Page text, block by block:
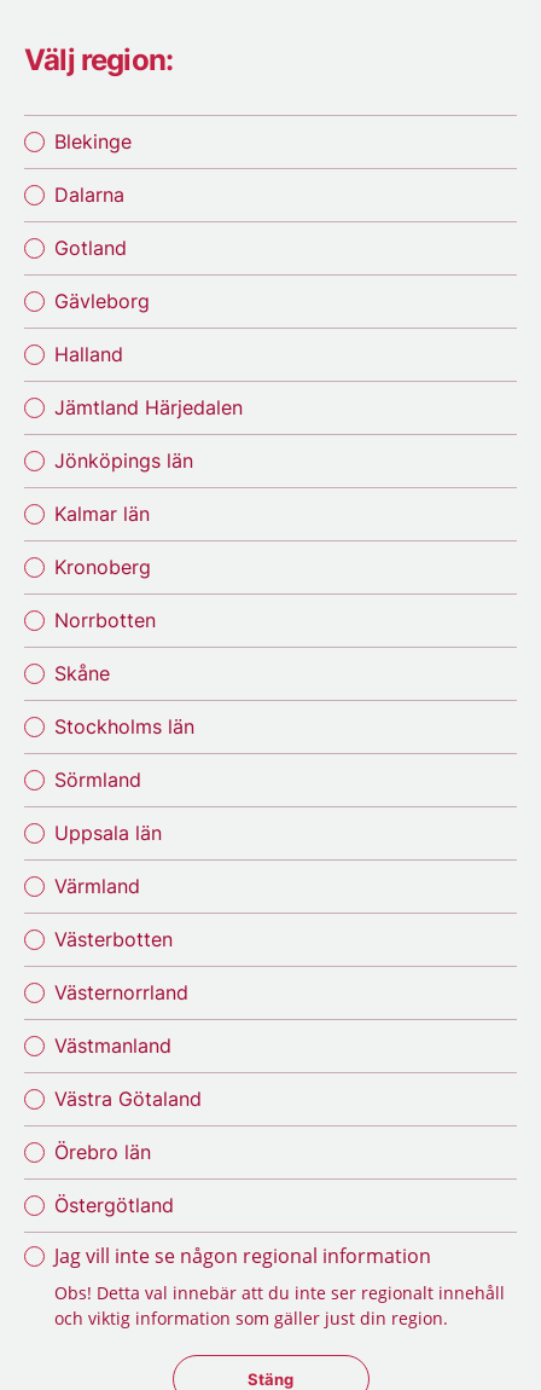
Välj region:
Blekinge
Dalarna
Gotland
Gävleborg
Halland
Jämtland Härjedalen
Jönköpings län
Kalmar län
Kronoberg
Norrbotten
Skåne
Stockholms län
Sörmland
Uppsala län
Värmland
Västerbotten
Västernorrland
Västmanland
Västra Götaland
Örebro län
Östergötland
Jag vill inte se någon regional information
Obs! Detta val innebär att du inte ser regionalt innehåll
och viktig information som gäller just din region.
Stäng regionsväljaren
Stäng